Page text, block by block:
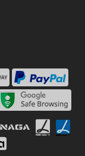
ETNAGA